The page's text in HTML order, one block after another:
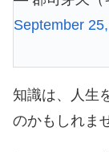
September
知識は、人生
のかもしれま